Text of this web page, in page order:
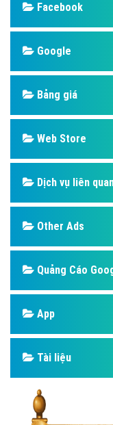
Facebook
Google
Bảng giá
Web Store
Dịch vụ liên
Other Ads
Quảng Cáo
App
Tài liệu